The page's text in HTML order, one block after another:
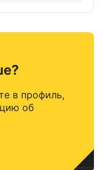
в профиль,
об